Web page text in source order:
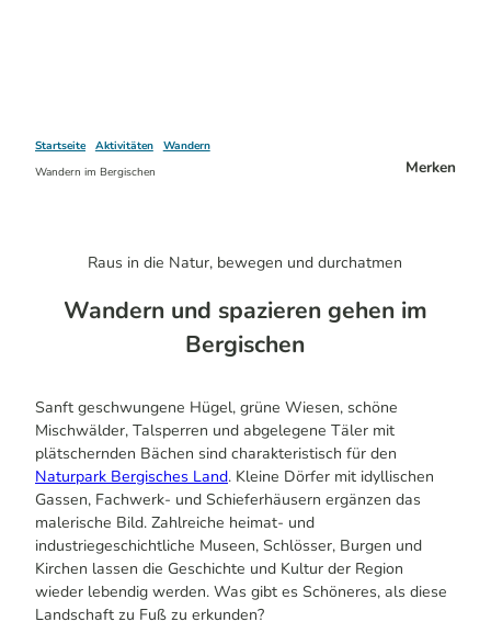
Startseite Aktivitäten
Wandern
Wandern im Bergischen
Merken
Raus in die Natur, bewegen und durchatmen
Wandern und spazieren gehen im
Bergischen
Sanft geschwungene Hügel, grüne Wiesen, schöne
Mischwälder, Talsperren und abgelegene Täler mit
plätschernden Bächen sind charakteristisch für den
Naturpark Bergisches Land. Kleine Dörfer mit idyllischen
Gassen, Fachwerk- und Schieferhäusern ergänzen das
malerische Bild. Zahlreiche heimat- und
industriegeschichtliche Museen, Schlösser, Burgen und
Kirchen lassen die Geschichte und Kultur der Region
wieder lebendig werden. Was gibt es Schöneres, als diese
Landschaft zu Fuß zu erkunden?